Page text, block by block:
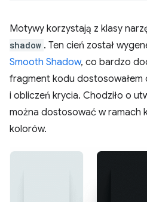
Motywy korzystają z klasy
shadow . Ten cień został
Smooth Shadow, co bardzo
fragment kodu dostosowałem
i obliczeń krycia. Chodziło o
można dostosować w ramach
kolorów.